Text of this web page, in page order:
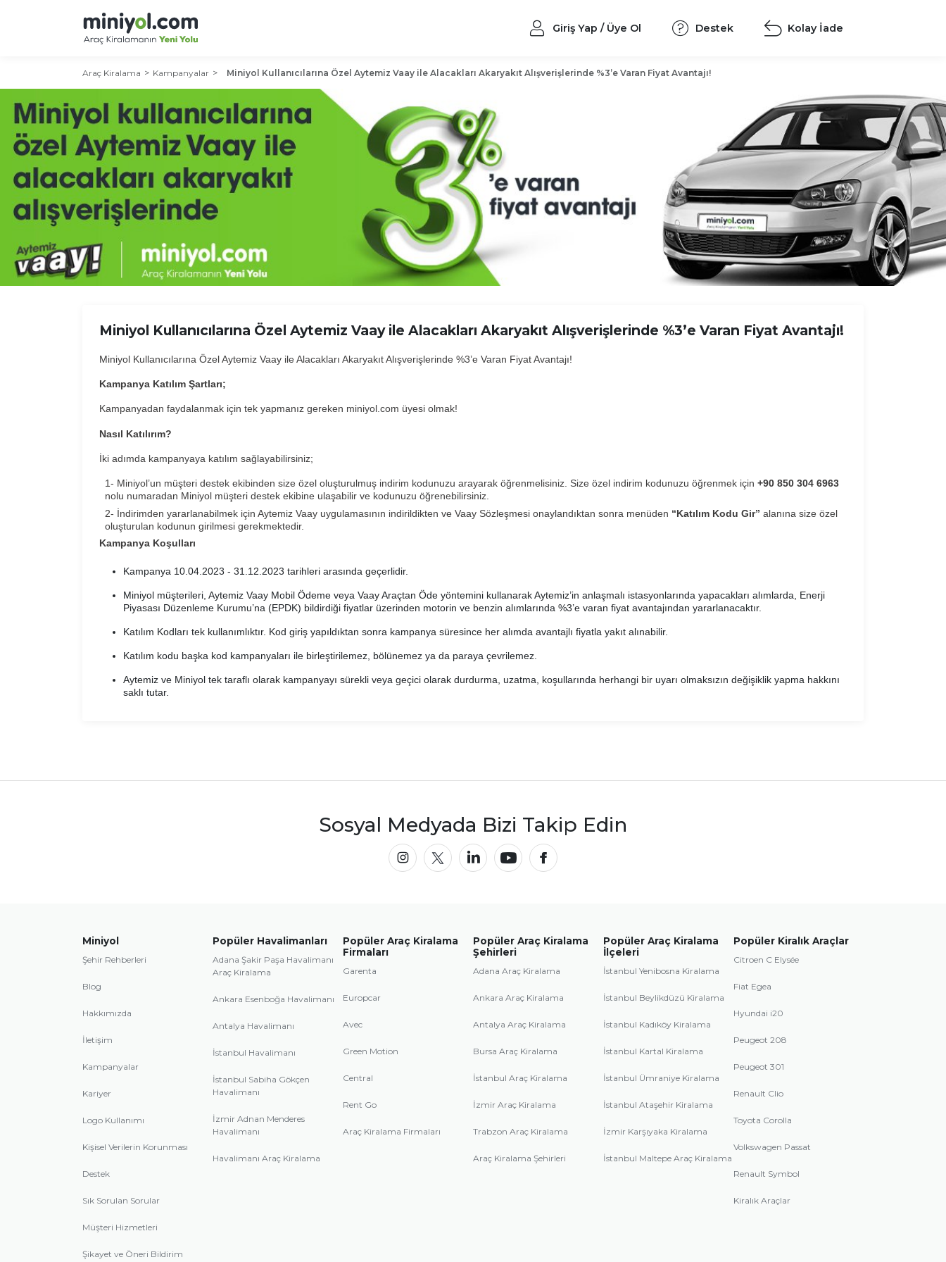
Giriş Yap / Üye Ol Destek Kolay İade
Araç Kiralama Kampanyalar Miniyol Kullanıcılarına Özel Aytemiz Vaay ile Alacakları Akaryakıt Alışverişlerinde %3’e Varan Fiyat Avantajı!
Miniyol Kullanıcılarına Özel Aytemiz Vaay ile Alacakları Akaryakıt Alışverişlerinde %3’e Varan Fiyat Avantajı!
Miniyol Kullanıcılarına Özel Aytemiz Vaay ile Alacakları Akaryakıt Alışverişlerinde %3’e Varan Fiyat Avantajı!
Kampanya Katılım Şartları;
Kampanyadan faydalanmak için tek yapmanız gereken miniyol.com üyesi olmak!
Nasıl Katılırım?
İki adımda kampanyaya katılım sağlayabilirsiniz;
1- Miniyol’un müşteri destek ekibinden size özel oluşturulmuş indirim kodunuzu arayarak öğrenmelisiniz. Size özel indirim kodunuzu öğrenmek için +90 850 304 6963
nolu numaradan Miniyol müşteri destek ekibine ulaşabilir ve kodunuzu öğrenebilirsiniz.
2- İndirimden yararlanabilmek için Aytemiz Vaay uygulamasının indirildikten ve Vaay Sözleşmesi onaylandıktan sonra menüden “Katılım Kodu Gir” alanına size özel
oluşturulan kodunun girilmesi gerekmektedir.
Kampanya Koşulları
Kampanya 10.04.2023 - 31.12.2023 tarihleri arasında geçerlidir.
Miniyol müşterileri, Aytemiz Vaay Mobil Ödeme veya Vaay Araçtan Öde yöntemini kullanarak Aytemiz’in anlaşmalı istasyonlarında yapacakları alımlarda, Enerji
Piyasası Düzenleme Kurumu’na (EPDK) bildirdiği fiyatlar üzerinden motorin ve benzin alımlarında %3’e varan fiyat avantajından yararlanacaktır.
Katılım Kodları tek kullanımlıktır. Kod giriş yapıldıktan sonra kampanya süresince her alımda avantajlı fiyatla yakıt alınabilir.
Katılım kodu başka kod kampanyaları ile birleştirilemez, bölünemez ya da paraya çevrilemez.
Aytemiz ve Miniyol tek taraflı olarak kampanyayı sürekli veya geçici olarak durdurma, uzatma, koşullarında herhangi bir uyarı olmaksızın değişiklik yapma hakkını
saklı tutar.
Sosyal Medyada Bizi Takip Edin
Miniyol
Şehir Rehberleri
Blog
Hakkımızda
İletişim
Kampanyalar
Kariyer
Logo Kullanımı
Kişisel Verilerin Korunması
Destek
Sık Sorulan Sorular
Müşteri Hizmetleri
Şikayet ve Öneri Bildirim
Popüler Havalimanları
Adana Şakir Paşa Havalimanı
Araç Kiralama
Ankara Esenboğa Havalimanı
Antalya Havalimanı
İstanbul Havalimanı
İstanbul Sabiha Gökçen
Havalimanı
İzmir Adnan Menderes
Havalimanı
Havalimanı Araç Kiralama
Popüler Araç Kiralama
Firmaları
Garenta
Europcar
Avec
Green Motion
Central
Rent Go
Araç Kiralama Firmaları
Popüler Araç Kiralama
Şehirleri
Adana Araç Kiralama
Ankara Araç Kiralama
Antalya Araç Kiralama
Bursa Araç Kiralama
İstanbul Araç Kiralama
İzmir Araç Kiralama
Trabzon Araç Kiralama
Araç Kiralama Şehirleri
Popüler Araç Kiralama
İlçeleri
İstanbul Yenibosna Kiralama
İstanbul Beylikdüzü Kiralama
İstanbul Kadıköy Kiralama
İstanbul Kartal Kiralama
İstanbul Ümraniye Kiralama
İstanbul Ataşehir Kiralama
İzmir Karşıyaka Kiralama
İstanbul Maltepe Araç Kiralama
Popüler Kiralık Araçlar
Citroen C Elysée
Fiat Egea
Hyundai i20
Peugeot 208
Peugeot 301
Renault Clio
Toyota Corolla
Volkswagen Passat
Renault Symbol
Kiralık Araçlar